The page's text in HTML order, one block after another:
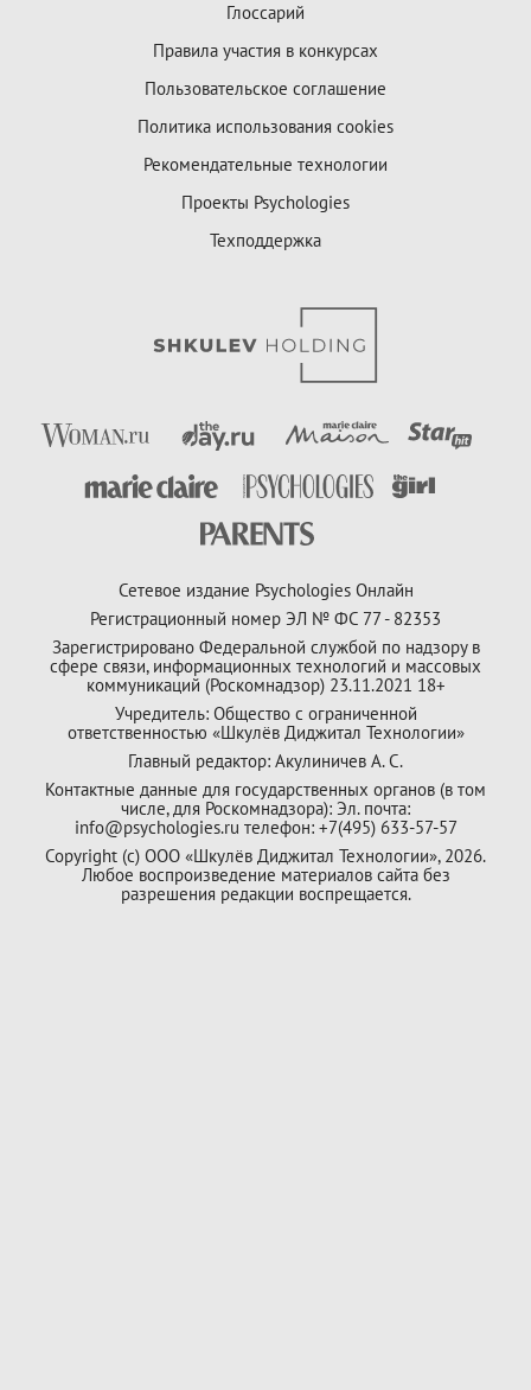
Глоссарий
Правила участия в конкурсах
Пользовательское соглашение
Политика использования cookies
Рекомендательные технологии
Проекты Psychologies
Техподдержка
Сетевое издание Psychologies Онлайн
Регистрационный номер ЭЛ № ФС 77 - 82353
Зарегистрировано Федеральной службой по надзору в
сфере связи, информационных технологий и массовых
коммуникаций (Роскомнадзор) 23.11.2021 18+
Учредитель: Общество с ограниченной
ответственностью «Шкулёв Диджитал Технологии»
Главный редактор: Акулиничев А. С.
Контактные данные для государственных органов (в том
числе, для Роскомнадзора): Эл. почта:
info@psychologies.ru телефон: +7(495) 633-57-57
Copyright (с) ООО «Шкулёв Диджитал Технологии», 2026.
Любое воспроизведение материалов сайта без
разрешения редакции воспрещается.